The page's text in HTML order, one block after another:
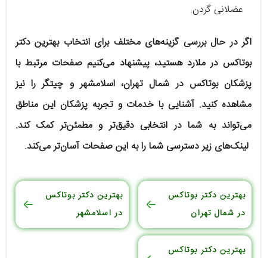
عضلانی گردن.
اگر در حال بررسی گزینه‌های مختلف برای انتخاب بهترین دکتر
بوتاکس در ملارد هستید، پیشنهاد می‌کنیم صفحات مرتبط با
پزشکان بوتاکس در شمال تهران، اسلامشهر و چیتگر را نیز
مشاهده کنید. آشنایی با خدمات و تجربه پزشکان این مناطق
می‌تواند به شما در انتخابی دقیق‌تر و مطمئن‌تر کمک کند.
لینک‌های زیر دسترسی شما را به این صفحات آسان‌تر می‌کند.
بهترین دکتر بوتاکس
در شمال تهران
بهترین دکتر بوتاکس
در اسلامشهر
بهترین دکتر بوتاکس